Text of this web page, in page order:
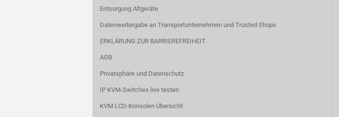
Entsorgung Altgeräte
Datenweitergabe an Transportunternehmen und Trusted Shops
ERKLÄRUNG ZUR BARRIEREFREIHEIT
AGB
Privatsphäre und Datenschutz
IP KVM-Switches live testen
KVM LCD-Konsolen Übersicht